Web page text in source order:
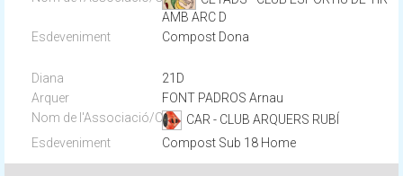
AMB ARC D
Compost Dona
21D
FONT PADROS Arnau
CAR - CLUB ARQUERS RUBÍ
Compost Sub 18 Home